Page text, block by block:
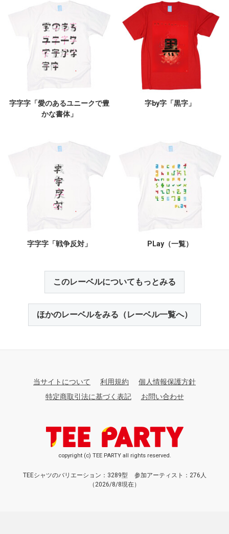
字字字「愛のあるユニークで豊
かな書体」
字by字「黒字」
字字字「戦争反対」 PLay（一覧）
このレーベルについてもっとみる
ほかのレーベルをみる（レーベル一覧へ）
当サイトについて 利用規約
個人情報保護方針
特定商取引法に基づく表記
お問い合わせ
copyright (c) TEE PARTY all rights reserved.
TEEシャツのバリエーション：3289型
参加アーティスト：276人
（2026/8/8現在）